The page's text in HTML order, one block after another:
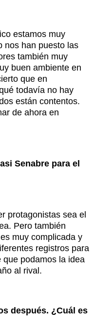
estamos muy
nos han puesto las
también muy
buen ambiente en
que en
todavía no hay
están contentos.
de ahora en
Senabre para el
protagonistas sea el
Pero también
muy complicada y
registros para
podamos la idea
al rival.
después. ¿Cuál es